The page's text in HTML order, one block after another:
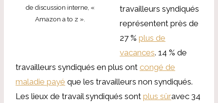
de discussion interne, «
Amazon a to z ».
travailleurs syndiqués
représentent près de
27 % plus de
vacances. 14 % de
travailleurs syndiqués en plus ont congé de
maladie payé que les travailleurs non syndiqués.
Les lieux de travail syndiqués sont plus sûravec 34